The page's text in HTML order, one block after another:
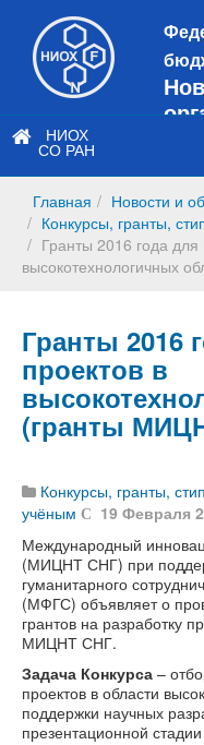
сайт
НИОХ
СО РАН
Главная
Новости и
Конкурсы, гранты,
Гранты 2016 года
высокотехнологичных
Гранты 2016
проектов в
(гранты
Конкурсы, гранты,
учёным
19 Февраля
Международный
(МИЦНТ СНГ) при
гуманитарного
(МФГС) объявляет о
грантов на разработку
МИЦНТ СНГ.
Задача Конкурса –
проектов в области
поддержки научных
презентационной